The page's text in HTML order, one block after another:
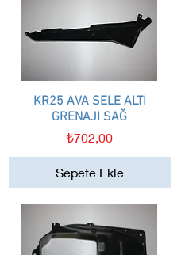
Hızlı Bakış
KR25 AVA SELE ALTI
GRENAJI SAĞ
Fiyat
₺702,00
Sepete Ekle